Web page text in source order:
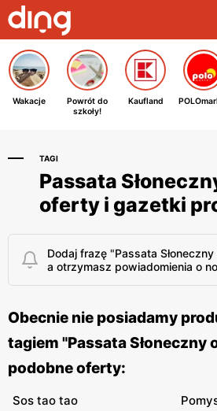
Wakacje
Powrót do
szkoły!
Kaufland
TAGI
Passata
oferty i gazetki
Dodaj frazę "Passata
a otrzymasz powiadomienia o
Obecnie nie posiadamy
tagiem "Passata Słoneczny
podobne oferty:
Sos tao tao